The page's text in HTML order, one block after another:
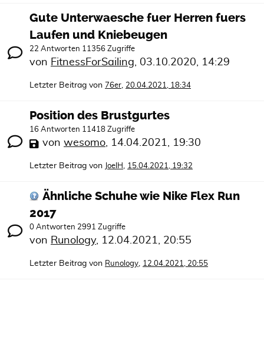
Gute Unterwaesche fuer Herren fuers
Laufen und Kniebeugen
22 Antworten 11356 Zugriffe
von FitnessForSailing, 03.10.2020, 14:29
Letzter Beitrag von 76er, 20.04.2021, 18:34
Position des Brustgurtes
16 Antworten 11418 Zugriffe
von wesomo, 14.04.2021, 19:30
Letzter Beitrag von JoelH, 15.04.2021, 19:32
Ähnliche Schuhe wie Nike Flex Run
2017
0 Antworten 2991 Zugriffe
von Runology, 12.04.2021, 20:55
Letzter Beitrag von Runology, 12.04.2021, 20:55